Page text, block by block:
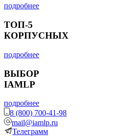
подробнее
ТОП-5
КОРПУСНЫХ
подробнее
ВЫБОР
IAMLP
подробнее
8 (800) 700-41-98
mail@iamlp.ru
Телеграмм